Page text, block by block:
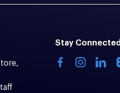
Stay Connected